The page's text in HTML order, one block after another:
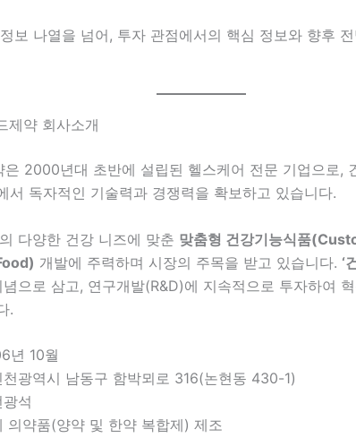
보 나열을 넘어, 투자 관점에서의 핵심 정보와 향후
제약 회사소개
은 2000년대 초반에 설립된 헬스케어 전문 기업으로,
서 독자적인 기술력과 경쟁력을 확보하고 있습니다.
다양한 건강 니즈에 맞춘 맞춤형 건강기능식품
개발에 주력하며 시장의 주목을 받고 있습니다. ‘
으로 삼고, 연구개발(R&D)에 지속적으로 투자하여
.
년 10월
천광역시 남동구 함박뫼로 316(논현동 430-1)
석
의약품(양약 및 한약 복합제) 제조